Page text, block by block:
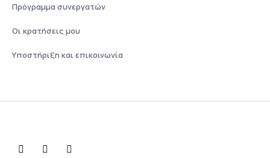
Πρόγραμμα συνεργατών
Οι κρατήσεις μου
Υποστήριξη και επικοινωνία